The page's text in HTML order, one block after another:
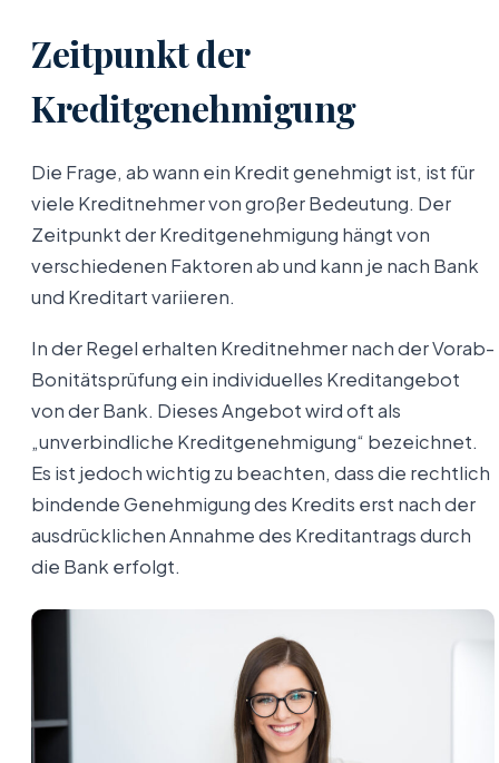
Zeitpunkt der
Kreditgenehmigung
Die Frage, ab wann ein Kredit genehmigt ist, ist für
viele Kreditnehmer von großer Bedeutung. Der
Zeitpunkt der Kreditgenehmigung hängt von
verschiedenen Faktoren ab und kann je nach Bank
und Kreditart variieren.
In der Regel erhalten Kreditnehmer nach der Vorab-
Bonitätsprüfung ein individuelles Kreditangebot
von der Bank. Dieses Angebot wird oft als
„unverbindliche Kreditgenehmigung“ bezeichnet.
Es ist jedoch wichtig zu beachten, dass die rechtlich
bindende Genehmigung des Kredits erst nach der
ausdrücklichen Annahme des Kreditantrags durch
die Bank erfolgt.